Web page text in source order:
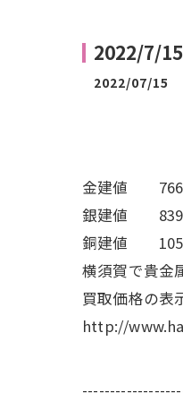
2022/7/
2022/07/15
金建値
銀建値
銅建値
横須賀で貴金
買取価格の表
http://